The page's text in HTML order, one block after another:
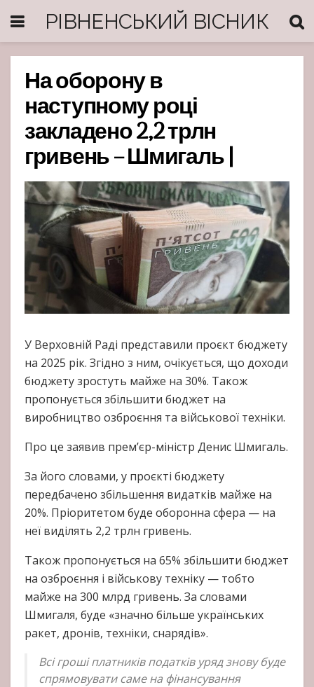
РІВНЕНСЬКИЙ ВІСНИК
На оборону в
наступному році
закладено 2,2 трлн
гривень – Шмигаль |
У Верховній Раді представили проєкт бюджету
на 2025 рік. Згідно з ним, очікується, що доходи
бюджету зростуть майже на 30%. Також
пропонується збільшити бюджет на
виробництво озброєння та військової техніки.
Про це заявив прем’єр-міністр Денис Шмигаль.
За його словами, у проєкті бюджету
передбачено збільшення видатків майже на
20%. Пріоритетом буде оборонна сфера — на
неї виділять 2,2 трлн гривень.
Також пропонується на 65% збільшити бюджет
на озброєння і військову техніку — тобто
майже на 300 млрд гривень. За словами
Шмигаля, буде «значно більше українських
ракет, дронів, техніки, снарядів».
Всі гроші платників податків уряд знову буде
спрямовувати саме на фінансування